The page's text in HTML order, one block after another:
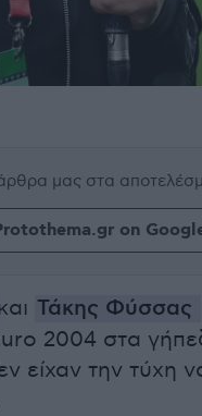
μας στα
on
και Τάκης Φύσσας
2004 στα
είχαν την τύχη